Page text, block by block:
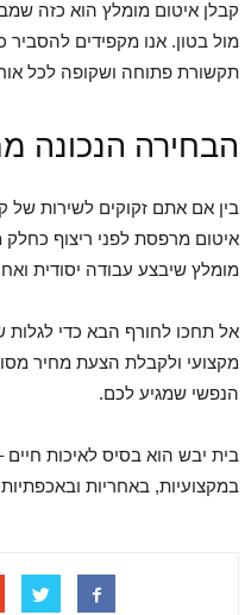
קבלן איטום מומלץ הוא כזה
מול בטון. אנו מקפידים
תקשורת פתוחה ושקופה לכל
הבחירה הנכונה
בין אם אתם זקוקים לשירות של
איטום מרפסת לפני ריצוף
מומלץ שיבצע עבודה יסודית
אל תחכו לחורף הבא כדי לגלות
מקצועי ולקבלת הצעת מחיר
הנפשי שמגיע לכם.
בית יבש הוא בסיס לאיכות חיים
במקצועיות, באחריות